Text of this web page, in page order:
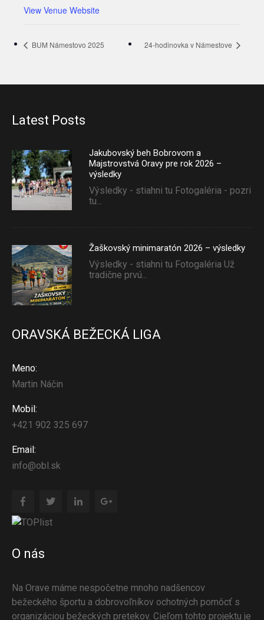
View Venue Website
BUM Námestovo 2025 24-hodinovka v Námestove
Latest Posts
Jakubovský beh Bobrovom a
Majstrovstvá Oravy pre rok 2026 –
výsledky
Výsledky - stiahni tu Fotogaléria - pozri
tu...
Žaškovský minimaratón 2026 – výsledky
Výsledky - stiahni tu Fotogaléria Už
tradične prvú...
ORAVSKÁ BEŽECKÁ LIGA
Meno:
Martin Náčin
Mobil:
+421 902 325 697
Email:
info@obl.sk
O nás
Na Orave máme nespočetne mnoho nadšencov
bežeckého športu a dobrovoľníkov ochotných pomôcť s
organizáciou bežeckých pretekov. Cieľom tohto projektu je